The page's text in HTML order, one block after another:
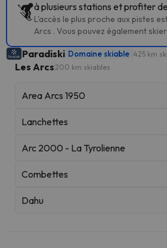
à plusieurs stations et profiter
L'accès le plus proche aux pistes
Arcs . Vous pouvez également
Paradiski Domaine skiable 425 km
Les Arcs 200 km skiables
Area Arcs 1950
Lanchettes
Arc 2000 - La Tyrolienne
Combettes
Dahu